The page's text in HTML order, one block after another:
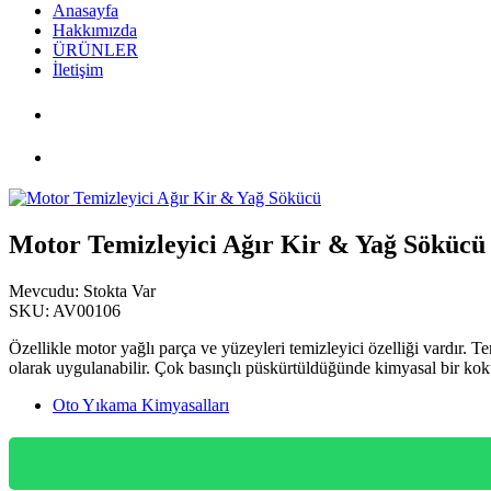
Anasayfa
Hakkımızda
ÜRÜNLER
İletişim
Motor Temizleyici Ağır Kir & Yağ Sökücü
Mevcudu: Stokta Var
SKU: AV00106
Özellikle motor yağlı parça ve yüzeyleri temizleyici özelliği vardır.
olarak uygulanabilir. Çok basınçlı püskürtüldüğünde kimyasal bir
Oto Yıkama Kimyasalları